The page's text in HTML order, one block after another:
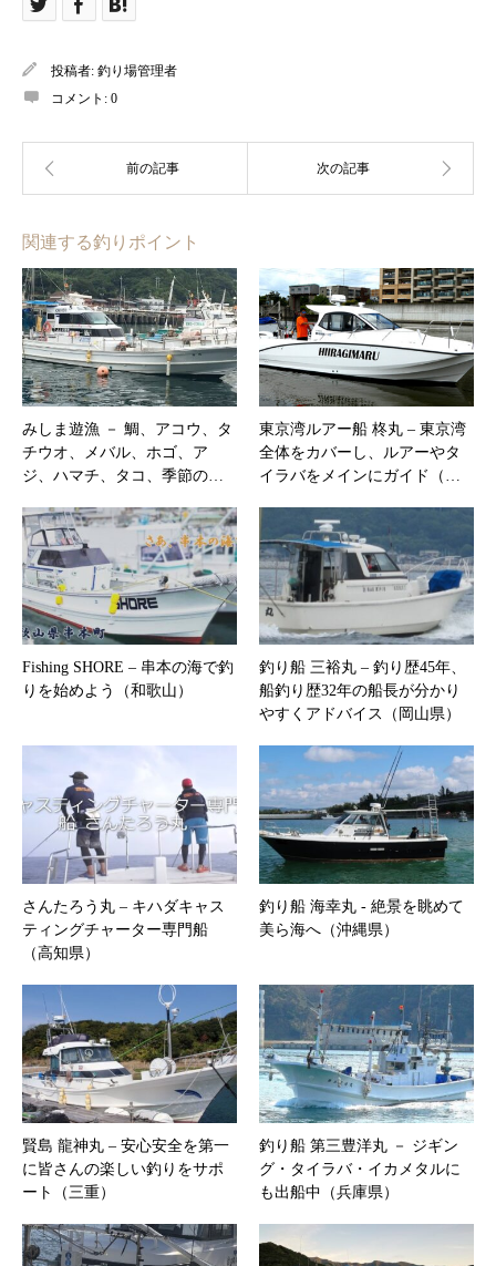
投稿者: 釣り場管理者
コメント: 0
関連する釣りポイント
みしま遊漁 － 鯛、アコウ、タ
チウオ、メバル、ホゴ、ア
ジ、ハマチ、タコ、季節の…
東京湾ルアー船 柊丸 – ​東京湾
全体をカバーし、ルアーやタ
イラバをメインにガイド（…
Fishing SHORE – 串本の海で釣
りを始めよう（和歌山）
釣り船 三裕丸 – 釣り歴45年、
船釣り歴32年の船長が分かり
やすくアドバイス（岡山県）
さんたろう丸 – キハダキャス
ティングチャーター専門船
（高知県）
釣り船 海幸丸 ‐ 絶景を眺めて
美ら海へ（沖縄県）
賢島 龍神丸 – 安心安全を第一
に皆さんの楽しい釣りをサポ
ート（三重）
釣り船 第三豊洋丸 － ジギン
グ・タイラバ・イカメタルに
も出船中（兵庫県）